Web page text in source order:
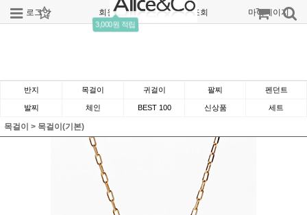
로그인 회원가입
3,000원 적립
주문조회 마이페이지
반지 목걸이 귀걸이 팔찌 펜던트
발찌 체인 BEST 100 신상품 세트
목걸이 > 목걸이(기본)